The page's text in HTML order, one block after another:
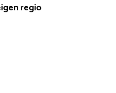
regio